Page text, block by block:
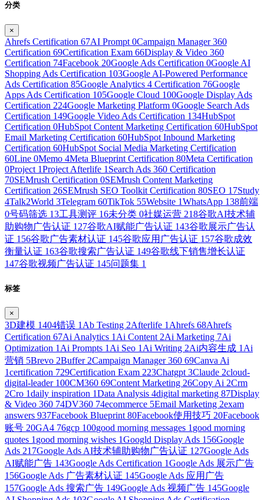
分类
×
Ahrefs Certification 67AI Prompt 0Campaign Manager 360
Certification 69Certification Exam 66Display & Video 360
Certification 74Facebook 20Google Ads Certification 0Google AI
Shopping Ads Certification 103Google AI-Powered Performance
Ads Certification 85Google Analytics 4 Certification 76Google
Apps Ads Certification 105Google Cloud 100Google Display Ads
Certification 224Google Marketing Platform 0Google Search Ads
Certification 149Google Video Ads Certification 134HubSpot
Certification 0HubSpot Content Marketing Certification 60HubSpot
Email Marketing Certification 60HubSpot Inbound Marketing
Certification 60HubSpot Social Media Marketing Certification
60Line 0Memo 4Meta Blueprint Certification 80Meta Certification
0Project 1Project Afterlife 1 Search Ads 360 Certification
70SEMrush Certification 0SEMrush Content Marketing
Certification 26SEMrush SEO Toolkit Certification 80SEO 17Study
4Talk2World 3Telegram 60TikTok 55Website 1WhatsApp 138前端
0号码筛选 13工具测评 16未分类 0社媒运营 218谷歌AI技术辅
助购物广告认证 127谷歌AI赋能广告认证 143谷歌展示广告认
证 156谷歌广告素材认证 145谷歌应用广告认证 157谷歌成效
衡量认证 163谷歌搜索广告认证 149谷歌线下销售增长认证
147谷歌视频广告认证 145问题集 1
标签
×
3D建模 1404错误 1 Ab Testing 2Afterlife 1 Ahrefs 68Ahrefs
Certification 67Ai Analytics 1 Ai Content 2Ai Marketing 7Ai
Optimization 1 Ai Prompts 1 Ai Seo 1 Ai Writing 2Ai内容生成 1 Ai
营销 5Brevo 2Buffer 2Campaign Manager 360 69Canva Ai
1certification 729Certification Exam 223Chatgpt 3Claude 2cloud-
digital-leader 100CM360 69Content Marketing 26Copy Ai 2Crm
2Cro 1daily inspiration 1Data Analysis 4digital marketing 87Display
& Video 360 74DV360 74ecommerce 5Email Marketing 2exam
answers 937Facebook Blueprint 80Facebook使用技巧 20Facebook
账号 20GA4 76gcp 100good morning messages 1 good morning
quotes 1 good morning wishes 1Googld Display Ads 156Google
Ads 217Google Ads AI技术辅助购物广告认证 127Google Ads
AI赋能广告 143Google Ads Certification 1Google Ads 展示广告
156Google Ads 广告素材认证 145Google Ads 应用广告
157Google Ads 搜索广告 149Google Ads 视频广告 145Google